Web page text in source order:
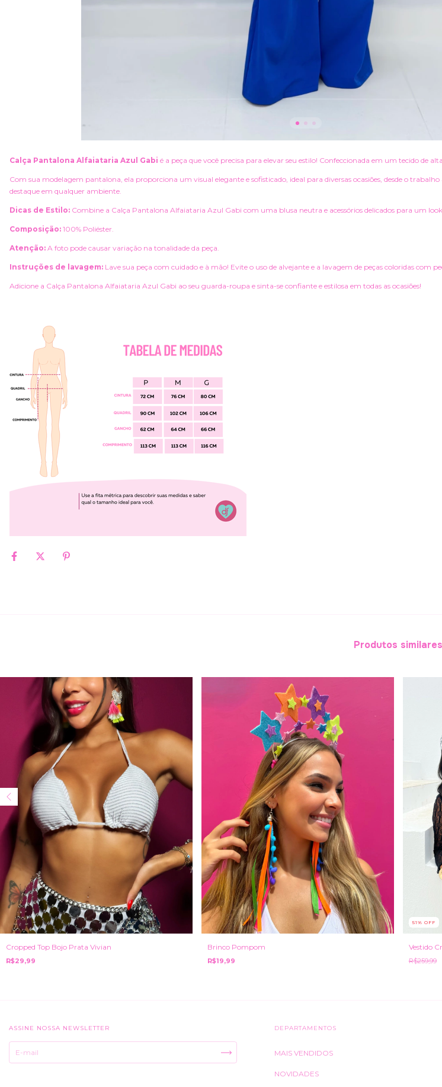
Calça Pantalona Alfaiataria Azul Gabi é a peça que você precisa para elevar seu estilo! Confeccionada em um tecido de
Com sua modelagem pantalona, ela proporciona um visual elegante e sofisticado, ideal para diversas ocasiões, desde o
destaque em qualquer ambiente.
Dicas de Estilo: Combine a Calça Pantalona Alfaiataria Azul Gabi com uma blusa neutra e acessórios delicados para um
Composição: 100% Poliéster.
Atenção: A foto pode causar variação na tonalidade da peça.
Instruções de lavagem: Lave sua peça com cuidado e à mão! Evite o uso de alvejante e a lavagem de peças coloridas com
Adicione a Calça Pantalona Alfaiataria Azul Gabi ao seu guarda-roupa e sinta-se confiante e estilosa em todas as ocasiões!
Produtos similares
Cropped Top Bojo Prata Vivian
R$29,99
Brinco Pompom
R$19,99
51 % OFF
Vestido
R$259,99
ASSINE NOSSA NEWSLETTER DEPARTAMENTOS
MAIS VENDIDOS
NOVIDADES